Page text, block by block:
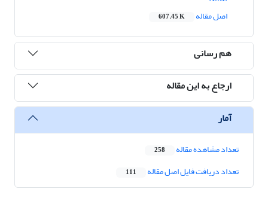
اصل مقاله
607.45 K
هم رسانی
ارجاع به این مقاله
آمار
تعداد مشاهده مقاله 258
تعداد دریافت فایل اصل مقاله 111